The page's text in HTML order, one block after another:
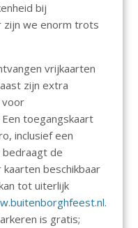
bij
zijn we enorm trots
vrijkaarten
zijn extra
voor
toegangskaart
inclusief een
bedraagt de
beschikbaar
tot uiterlijk
.
is gratis;